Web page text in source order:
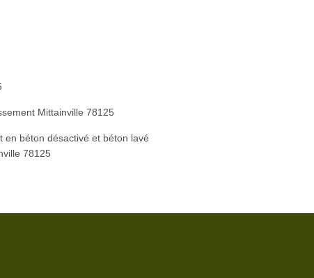
Mittainville 78125
en béton désactivé et béton lavé
78125